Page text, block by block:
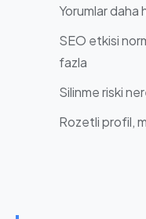
Yorumlar daha
SEO etkisi
fazla
Silinme riski
Rozetli profil,